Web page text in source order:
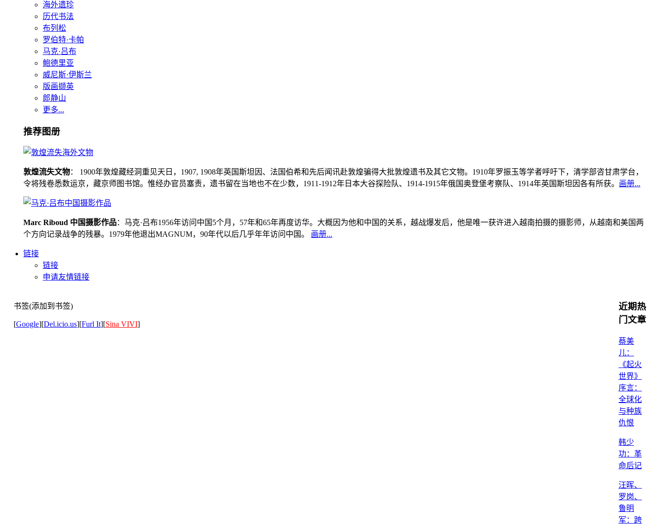
海外遗珍
历代书法
布列松
罗伯特·卡帕
马克·吕布
鲍德里亚
威尼斯·伊斯兰
版画撷英
郎静山
更多...
推荐图册
敦煌流失文物： 1900年敦煌藏经洞重见天日，1907, 1908年英国斯坦因、法国伯希和先后闻讯赴敦煌骗得大批敦煌遗书及其它文物。1910年罗振玉等学者呼吁下，清学部咨甘肃学台，
令将残卷悉数运京，藏京师图书馆。惟经办官员塞责，遗书留在当地也不在少数，1911-1912年日本大谷探险队、1914-1915年俄国奥登堡考察队、1914年英国斯坦因各有所获。 画册...
Marc Riboud 中国摄影作品：马克·吕布1956年访问中国5个月，57年和65年再度访华。大概因为他和中国的关系，越战爆发后，他是唯一获许进入越南拍摄的摄影师，从越南和美国两
个方向记录战争的残暴。1979年他退出MAGNUM，90年代以后几乎年年访问中国。 画册...
链接
链接
申请友情链接
书签(添加到书签)
[Google][Del.icio.us][Furl It][Sina VIVI]
近期热
门文章
蔡美
儿：
《起火
世界》
序言：
全球化
与种族
仇恨
韩少
功：革
命后记
汪晖、
罗岗、
鲁明
军：跨